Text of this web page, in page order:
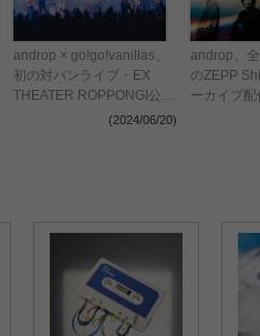
androp × go!go!vanillas、
初の対バンライブ・EX
THEATER ROPPONGI公演
のオフィシャルレポートが
(2024/06/20)
androp、
のZEPP
ーカイブ
京・大阪